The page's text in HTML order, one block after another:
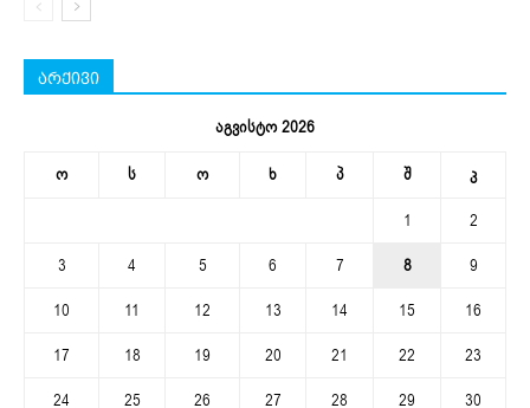
არქივი
აგვისტო 2026
ო ს ო ხ პ შ კ
1
2
3
4 5 6 7 8
9
10
11 12 13 14 15
16
17
18 19 20 21 22
23
24
25 26 27 28 29
30